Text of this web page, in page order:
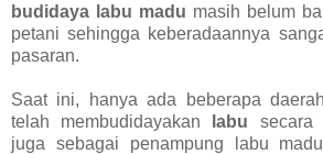
budidaya labu madu masih belum
petani sehingga keberadaannya
pasaran.
Saat ini, hanya ada beberapa
telah membudidayakan labu secara
juga sebagai penampung labu